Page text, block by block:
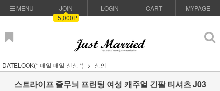
MENU
JOIN
+5,000P
LOGIN CART MYPAGE
DATELOOK(* 매일 매일 신상 *) 상의
스트라이프 줄무늬 프린팅 여성 캐주얼 긴팔 티셔츠 J03